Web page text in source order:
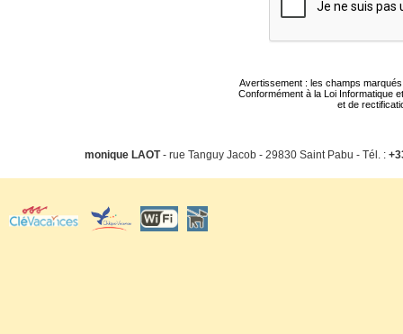
Avertissement : les champs
Conformément à la Loi Informatique
et de
monique LAOT- rue Tanguy Jacob - 29830 Saint Pabu - Tél. :